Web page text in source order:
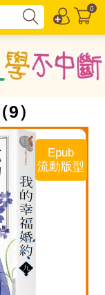
0
）
Epub
流動版型